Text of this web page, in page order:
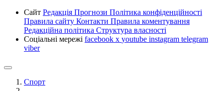
Сайт Редакція Прогнози Політика конфіденційності
Правила сайту Контакти Правила коментування
Редакційна політика Структура власності
Соціальні мережі facebook x youtube instagram telegram
viber
Спорт